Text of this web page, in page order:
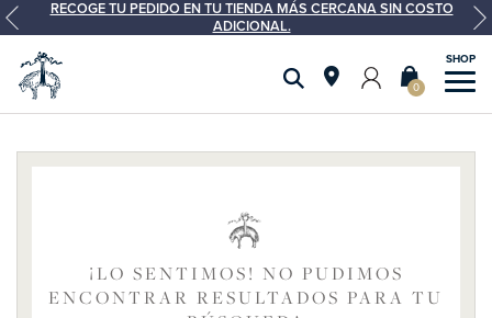
RECOGE TU PEDIDO EN TU TIENDA MÁS CERCANA SIN COSTO
ADICIONAL.
0
¡LO SENTIMOS! NO PUDIMOS
ENCONTRAR RESULTADOS PARA TU